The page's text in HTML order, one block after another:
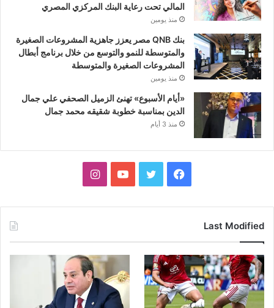
المالي تحت رعاية البنك المركزي المصري
منذ يومين
بنك QNB مصر يعزز جاهزية المشروعات الصغيرة
والمتوسطة للنمو والتوسع من خلال برنامج أبطال
المشروعات الصغيرة والمتوسطة
منذ يومين
«أيام الأسبوع» تهنئ الزميل الصحفي علي جمال
الدين بمناسبة خطوبة شقيقه محمد جمال
منذ 3 أيام
فيسبوك تويتر يوتيوبانستقرام
Last Modified